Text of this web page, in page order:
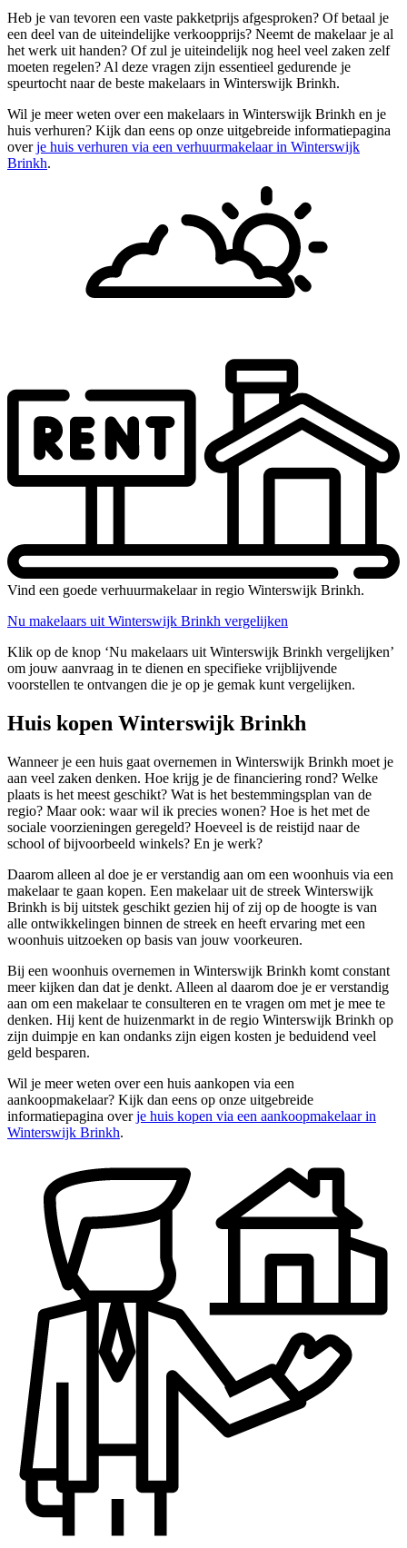
Heb je van tevoren een vaste pakketprijs afgesproken? Of betaal je
een deel van de uiteindelijke verkoopprijs? Neemt de makelaar je al
het werk uit handen? Of zul je uiteindelijk nog heel veel zaken zelf
moeten regelen? Al deze vragen zijn essentieel gedurende je
speurtocht naar de beste makelaars in Winterswijk Brinkh.
Wil je meer weten over een makelaars in Winterswijk Brinkh en je
huis verhuren? Kijk dan eens op onze uitgebreide informatiepagina
overje huis verhuren via een verhuurmakelaar in Winterswijk
Brinkh.
Vind een goede verhuurmakelaar in regio Winterswijk Brinkh.
Nu makelaars uit Winterswijk Brinkh vergelijken
Klik op de knop ‘Nu makelaars uit Winterswijk Brinkh vergelijken’
om jouw aanvraag in te dienen en specifieke vrijblijvende
voorstellen te ontvangen die je op je gemak kunt vergelijken.
Huis kopen Winterswijk Brinkh
Wanneer je een huis gaat overnemen in Winterswijk Brinkh moet je
aan veel zaken denken. Hoe krijg je de financiering rond? Welke
plaats is het meest geschikt? Wat is het bestemmingsplan van de
regio? Maar ook: waar wil ik precies wonen? Hoe is het met de
sociale voorzieningen geregeld? Hoeveel is de reistijd naar de
school of bijvoorbeeld winkels? En je werk?
Daarom alleen al doe je er verstandig aan om een woonhuis via een
makelaar te gaan kopen. Een makelaar uit de streek Winterswijk
Brinkh is bij uitstek geschikt gezien hij of zij op de hoogte is van
alle ontwikkelingen binnen de streek en heeft ervaring met een
woonhuis uitzoeken op basis van jouw voorkeuren.
Bij een woonhuis overnemen in Winterswijk Brinkh komt constant
meer kijken dan dat je denkt. Alleen al daarom doe je er verstandig
aan om een makelaar te consulteren en te vragen om met je mee te
denken. Hij kent de huizenmarkt in de regio Winterswijk Brinkh op
zijn duimpje en kan ondanks zijn eigen kosten je beduidend veel
geld besparen.
Wil je meer weten over een huis aankopen via een
aankoopmakelaar? Kijk dan eens op onze uitgebreide
informatiepagina overje huis kopen via een aankoopmakelaar in
Winterswijk Brinkh.